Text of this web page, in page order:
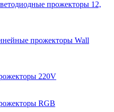
прожекторы 12,
прожекторы Wall
220V
RGB